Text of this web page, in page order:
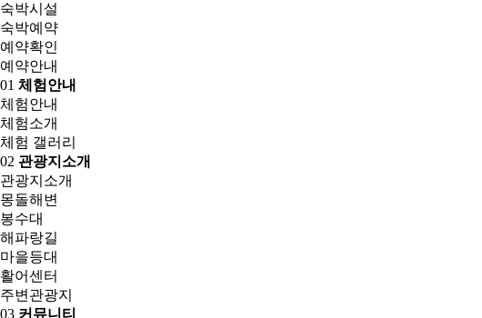
숙박시설
숙박예약
예약확인
예약안내
01 체험안내
체험안내
체험소개
체험 갤러리
02 관광지소개
관광지소개
몽돌해변
봉수대
해파랑길
마을등대
활어센터
주변관광지
03 커뮤니티